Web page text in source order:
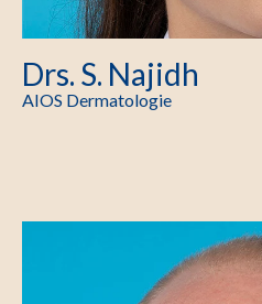
Drs. S. Najidh
AIOS Dermatologie